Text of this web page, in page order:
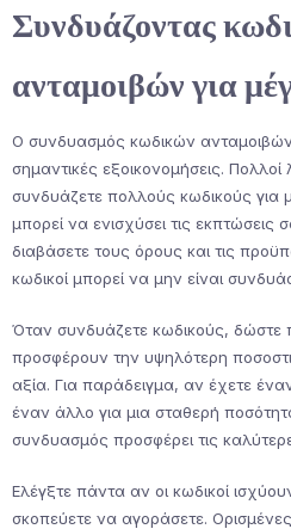
Συνδυάζοντας
ανταμοιβών για
Ο συνδυασμός κωδικών
σημαντικές εξοικονομήσεις.
συνδυάζετε πολλούς κωδικούς για
μπορεί να ενισχύσει τις εκπτώσεις
διαβάσετε τους όρους και τις
κωδικοί μπορεί να μην είναι
Όταν συνδυάζετε κωδικούς, δώστε
προσφέρουν την υψηλότερη
αξία. Για παράδειγμα, αν έχετε
έναν άλλο για μια σταθερή
συνδυασμός προσφέρει τις
Ελέγξτε πάντα αν οι κωδικοί
σκοπεύετε να αγοράσετε.